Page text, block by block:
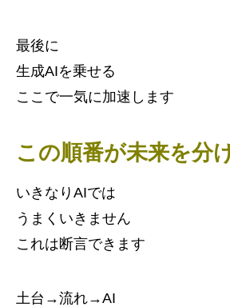
最後に
生成AIを乗せる
ここで一気に加速します
この順番が未来を分
いきなりAIでは
うまくいきません
これは断言できます
土台→流れ→AI